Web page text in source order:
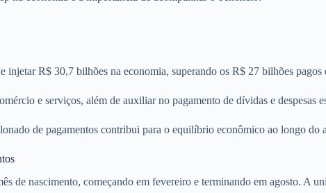
injetar R$ 30,7 bilhões na economia, superando os R$ 27 bilhões
e serviços, além de auxiliar no pagamento de dívidas e despesas
de pagamentos contribui para o equilíbrio econômico ao longo do
de nascimento, começando em fevereiro e terminando em agosto. A